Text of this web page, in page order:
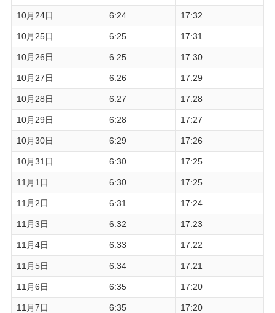
10月24日 6:24 17:32
10月25日 6:25 17:31
10月26日 6:25 17:30
10月27日 6:26 17:29
10月28日 6:27 17:28
10月29日 6:28 17:27
10月30日 6:29 17:26
10月31日 6:30 17:25
11月1日 6:30 17:25
11月2日 6:31 17:24
11月3日 6:32 17:23
11月4日 6:33 17:22
11月5日 6:34 17:21
11月6日 6:35 17:20
11月7日 6:35 17:20